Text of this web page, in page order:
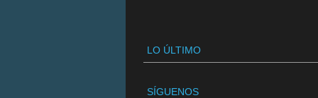
LO ÚLTIMO
SÍGUENOS